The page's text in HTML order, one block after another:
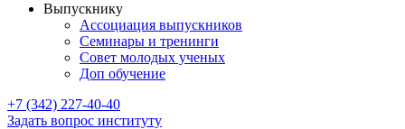
Выпускнику
Ассоциация выпускников
Семинары и тренинги
Совет молодых ученых
Доп обучение
+7 (342) 227-40-40
Задать вопрос институту